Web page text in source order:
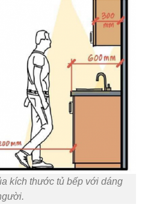
kích thước tủ bếp với dáng